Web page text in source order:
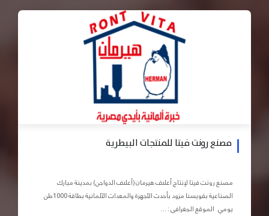
مصنع رونت فيتا للمنتجات البيطرية
مصنع رونت فيتا لإنتاج أعلاف هيرمان (أعلاف الدواجن) بمدينة مبارك
الصناعية بقويسنا مزود بأحدث الأجهزة والمعدات الآلمانية بطاقة 1000طن
يومي الموقع الجغرافى : ...